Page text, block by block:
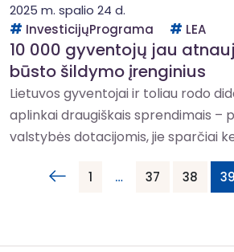
2025 m. spalio 24 d.
InvesticijųPrograma
LEA
10 000 gyventojų jau
būsto šildymo įrenginius
Lietuvos gyventojai ir toliau rodo
aplinkai draugiškais sprendimais –
valstybės dotacijomis, jie sparčiai
1 … 37 38 39